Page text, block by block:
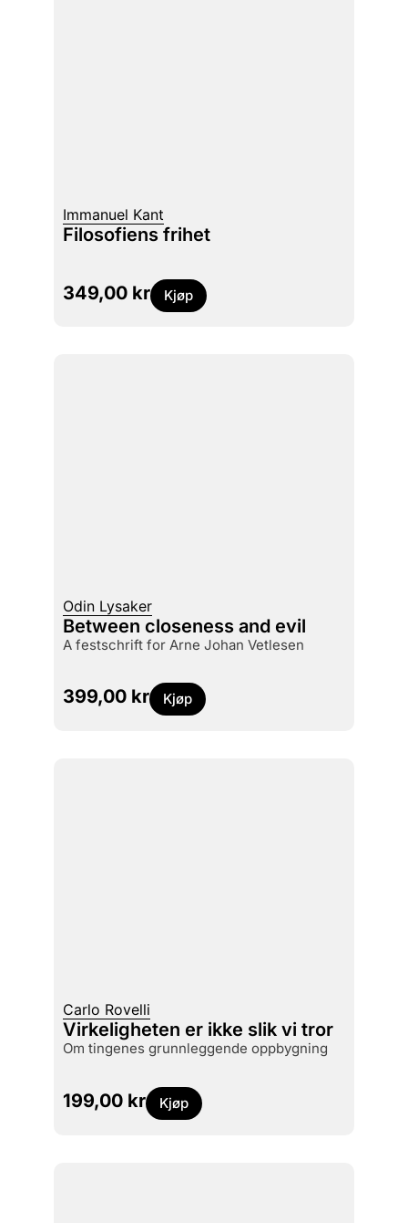
Immanuel Kant
Filosofiens frihet
349,00 kr Kjøp
Odin Lysaker
Between closeness and evil
a festschrift for Arne Johan Vetlesen
399,00 kr Kjøp
Carlo Rovelli
Virkeligheten er ikke slik vi tror
om tingenes grunnleggende oppbygning
199,00 kr Kjøp